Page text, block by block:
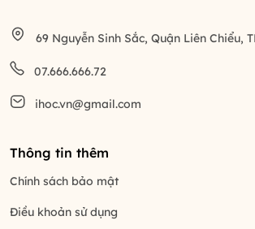
69 Nguyễn Sinh Sắc, Quận Liên Chiểu,
07.666.666.72
ihoc.vn@gmail.com
Thông tin thêm
Chính sách bảo mật
Điều khoản sử dụng